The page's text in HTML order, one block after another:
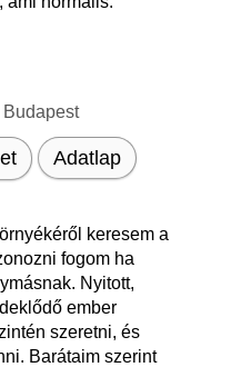
Adatlap
keresem a
fogom ha
Nyitott,
ember
szeretni, és
Barátaim szerint